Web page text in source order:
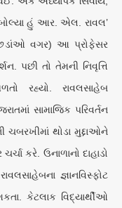
હું આર. એલ. રાવલ’
વગર) આ પ્રોફેસર
પછી તો તેમની નિવૃત્તિ
રહ્યો. રાવલસાહેબ
સામાજિક પરિવર્તન
ચબરખીમાં થોડા મુદ્દાઓને
કરે. ઉનાળાનો દાહાડો
જ્ઞાનવિસ્ફોટ
કેટલાક વિદ્યાર્થીઓ